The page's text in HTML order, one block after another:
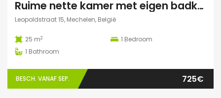
Ruime nette kamer met eigen badkamer en veel lichtinval
Leopoldstraat 15, Mechelen, België
25 m2 1 Bedroom
1 Bathroom
BESCH. VANAF SEP. 725€